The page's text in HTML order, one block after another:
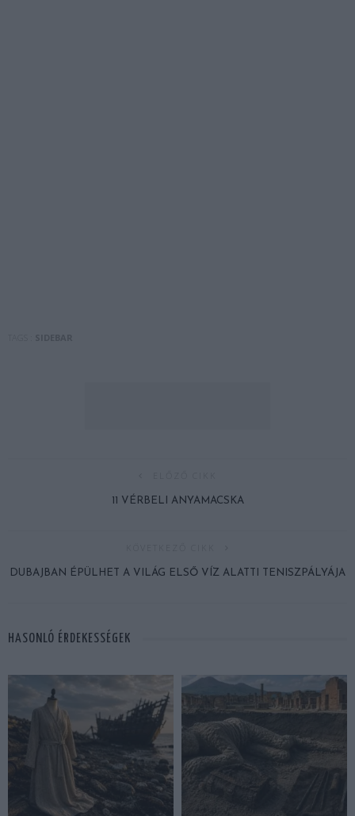
11 VÉRBELI ANYAMACSKA
DUBAJBAN ÉPÜLHET A VILÁG ELSŐ VÍZ ALATTI TENISZPÁLYÁJA
HASONLÓ ÉRDEKESSÉGEK